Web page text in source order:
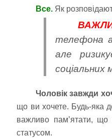
Все.Як
телефона
але
соціальних
Чоловік завжди
що ви хочете. Будь-яка
важливо пам’ятати, що
статусом.